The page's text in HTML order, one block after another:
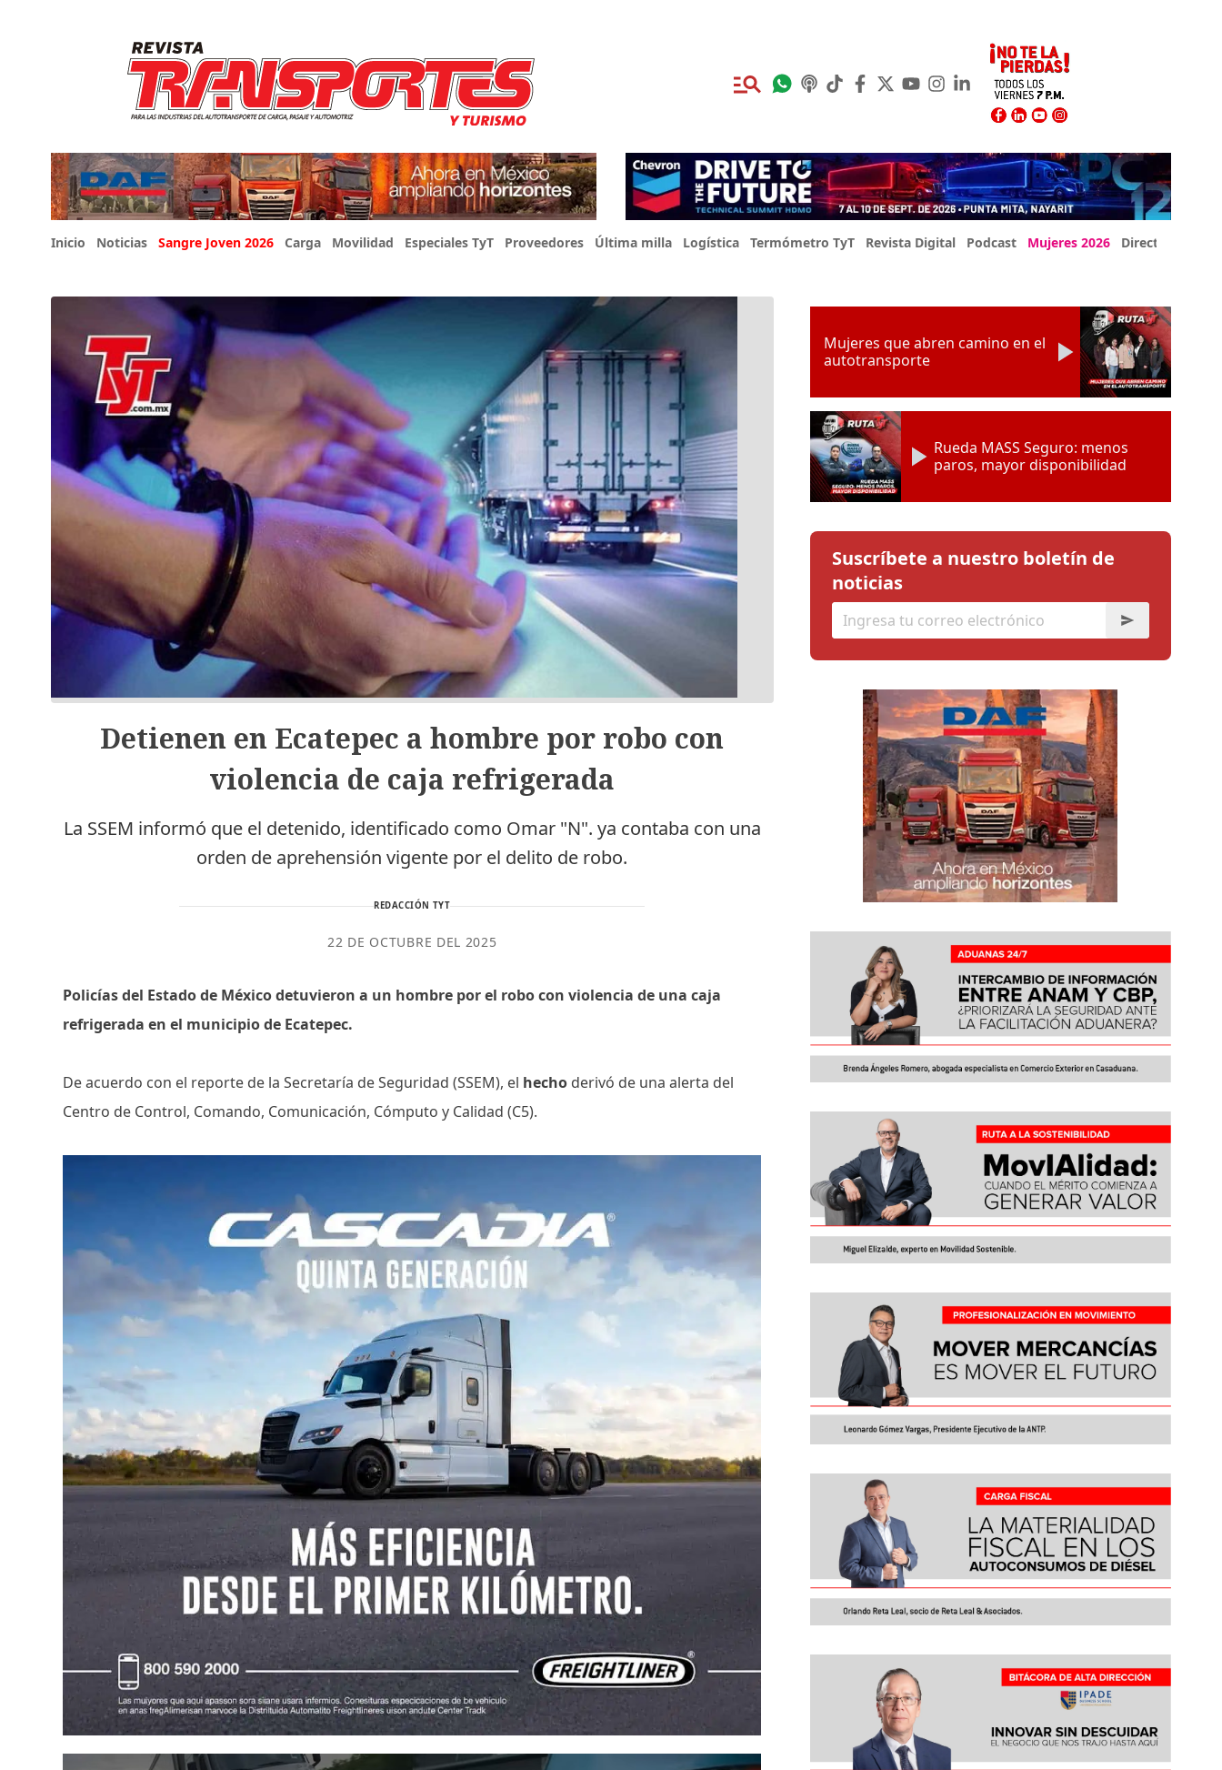
Inicio Noticias Sangre Joven 2026 Carga Movilidad Especiales TyT Proveedores Última milla Logística Termómetro TyT Revista Digital Podcast Mujeres 2026 Directorio Expo
Detienen en Ecatepec a hombre por robo con
violencia de caja refrigerada
La SSEM informó que el detenido, identificado como Omar "N". ya contaba con una
orden de aprehensión vigente por el delito de robo.
REDACCIÓN TYT
22 DE OCTUBRE DEL 2025
Policías del Estado de México detuvieron a un hombre por el robo con violencia de una caja
refrigerada en el municipio de Ecatepec.
De acuerdo con el reporte de la Secretaría de Seguridad (SSEM), el hecho derivó de una alerta del
Centro de Control, Comando, Comunicación, Cómputo y Calidad (C5).
Mujeres que abren camino en el
autotransporte
Rueda MASS Seguro: menos
paros, mayor disponibilidad
Suscríbete a nuestro boletín de
noticias